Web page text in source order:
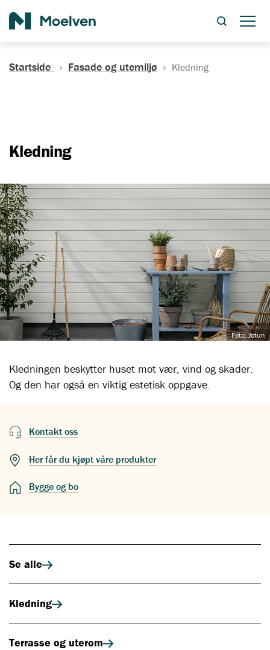
Startside Fasade og utemiljø Kledning
Kledning
Kledningen beskytter huset mot vær, vind og skader.
Og den har også en viktig estetisk oppgave.
Foto: Jotun
Kontakt oss
Her får du kjøpt våre produkter
Bygge og bo
Se alle
Kledning
Terrasse og uterom